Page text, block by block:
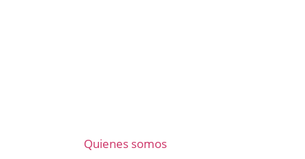
Quienes somos